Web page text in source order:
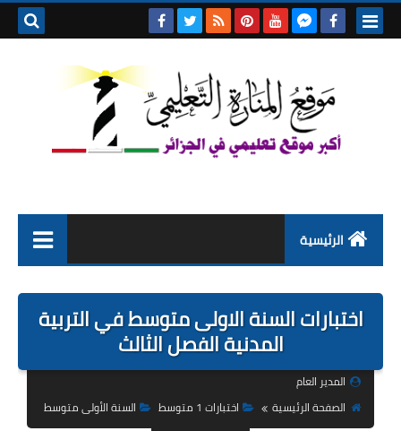
الرئيسية
التربية التحضيرية
السنة الاولى ابتدائي
السنة الثانية ابتدائي
اختبارات السنة الاولى متوسط في التربية
المدنية الفصل الثالث
المدير العام
الصفحة الرئيسية
اختبارات 1 متوسط
السنة الأولى متوسط